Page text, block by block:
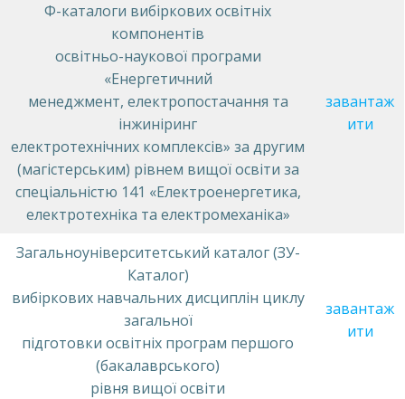
Ф-каталоги вибіркових освітніх
компонентів
освітньо-наукової програми
«Енергетичний
менеджмент, електропостачання та
інжиніринг
електротехнічних комплексів» за другим
(магістерським) рівнем вищої освіти за
спеціальністю 141 «Електроенергетика,
електротехніка та електромеханіка»
завантаж
ити
Загальноуніверситетський каталог (ЗУ-
Каталог)
вибіркових навчальних дисциплін циклу
загальної
підготовки освітніх програм першого
(бакалаврського)
рівня вищої освіти
завантаж
ити